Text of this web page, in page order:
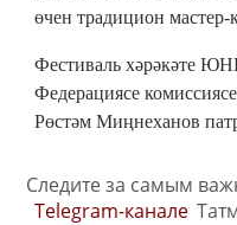
өчен традицион мастер-
Фестиваль хәрәкәте
Федерациясе
Рөстәм Миңнеханов
Следите за самым
Telegram-канале